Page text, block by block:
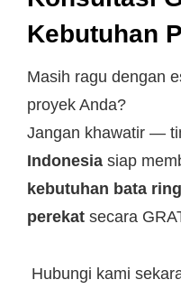
Kebutuhan
Masih ragu dengan
proyek Anda?
Jangan khawatir —
Indonesia siap
kebutuhan bata
perekat secara
Hubungi kami